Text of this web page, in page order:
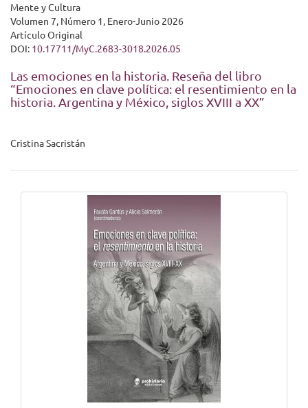
Mente y Cultura
Volumen 7, Número 1, Enero-Junio 2026
Artículo Original
DOI: 10.17711/MyC.2683-3018.2026.05
Las emociones en la historia. Reseña del libro
“Emociones en clave política: el resentimiento en la
historia. Argentina y México, siglos XVIII a XX”
Cristina Sacristán